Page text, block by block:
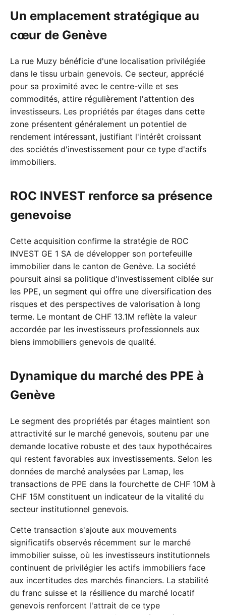
Un emplacement stratégique au
cœur de Genève
La rue Muzy bénéficie d'une localisation privilégiée
dans le tissu urbain genevois. Ce secteur, apprécié
pour sa proximité avec le centre-ville et ses
commodités, attire régulièrement l'attention des
investisseurs. Les propriétés par étages dans cette
zone présentent généralement un potentiel de
rendement intéressant, justifiant l'intérêt croissant
des sociétés d'investissement pour ce type d'actifs
immobiliers.
ROC INVEST renforce sa présence
genevoise
Cette acquisition confirme la stratégie de ROC
INVEST GE 1 SA de développer son portefeuille
immobilier dans le canton de Genève. La société
poursuit ainsi sa politique d'investissement ciblée sur
les PPE, un segment qui offre une diversification des
risques et des perspectives de valorisation à long
terme. Le montant de CHF 13.1M reflète la valeur
accordée par les investisseurs professionnels aux
biens immobiliers genevois de qualité.
Dynamique du marché des PPE à
Genève
Le segment des propriétés par étages maintient son
attractivité sur le marché genevois, soutenu par une
demande locative robuste et des taux hypothécaires
qui restent favorables aux investissements. Selon les
données de marché analysées par Lamap, les
transactions de PPE dans la fourchette de CHF 10M à
CHF 15M constituent un indicateur de la vitalité du
secteur institutionnel genevois.
Cette transaction s'ajoute aux mouvements
significatifs observés récemment sur le marché
immobilier suisse, où les investisseurs institutionnels
continuent de privilégier les actifs immobiliers face
aux incertitudes des marchés financiers. La stabilité
du franc suisse et la résilience du marché locatif
genevois renforcent l'attrait de ce type